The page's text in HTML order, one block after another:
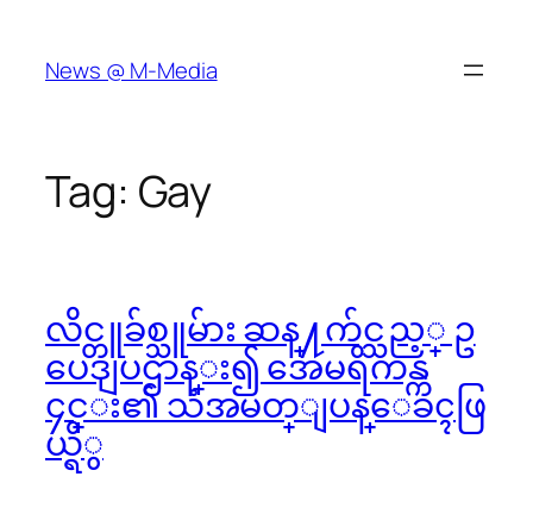
content
News @ M-Media
Tag: Gay
လိင္တူခ်စ္သူမ်ား ဆန္႔က်င္သည့္ ဥ
ပေဒျပဌာန္း၍ အေမရိကန္က
၄င္း၏ သံအမတ္ျပန္ေခၚဖြ
ယ္ရိွ